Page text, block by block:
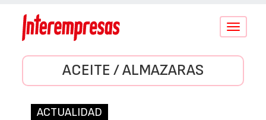
Conmutar
ACEITE / ALMAZARAS
ACTUALIDAD